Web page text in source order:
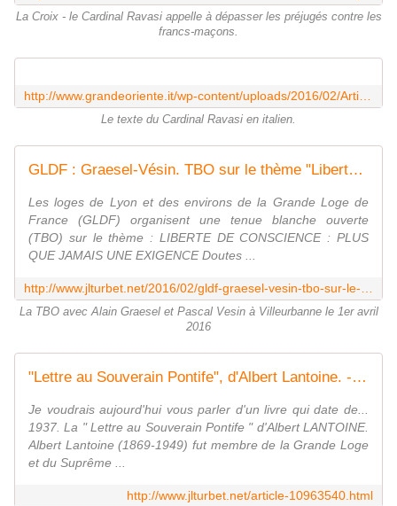
La Croix - le Cardinal Ravasi appelle à dépasser les préjugés contre les
francs-maçons.
Le texte du Cardinal Ravasi en italien.
GLDF : Graesel-Vésin. TBO sur le thème "Liberté de conscience, plus que jamais une exigence" à Villeurbanne le 1er avril 2016. - Bloc notes de Jean-Laurent, sur la Franc-Maçonnerie et les Spiritualités.
Les loges de Lyon et des environs de la Grande Loge de
France (GLDF) organisent une tenue blanche ouverte
(TBO) sur le thème : LIBERTE DE CONSCIENCE : PLUS
QUE JAMAIS UNE EXIGENCE Doutes ...
La TBO avec Alain Graesel et Pascal Vesin à Villeurbanne le 1er avril
2016
"Lettre au Souverain Pontife", d'Albert Lantoine. - Bloc notes de Jean-Laurent, sur la Franc-Maçonnerie et les Spiritualités.
Je voudrais aujourd'hui vous parler d'un livre qui date de...
1937. La " Lettre au Souverain Pontife " d'Albert LANTOINE.
Albert Lantoine (1869-1949) fut membre de la Grande Loge
et du Suprême ...
http://www.jlturbet.net/article-10963540.html